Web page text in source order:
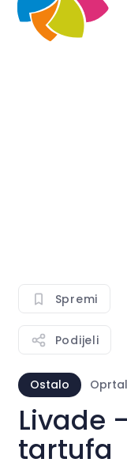
Spremi
Podijeli
Ostalo
Livade
tartufa